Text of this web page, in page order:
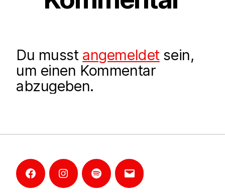
Du musst angemeldetsein,
um einen Kommentar
abzugeben.
FacebookInstagramMannheim-
E-